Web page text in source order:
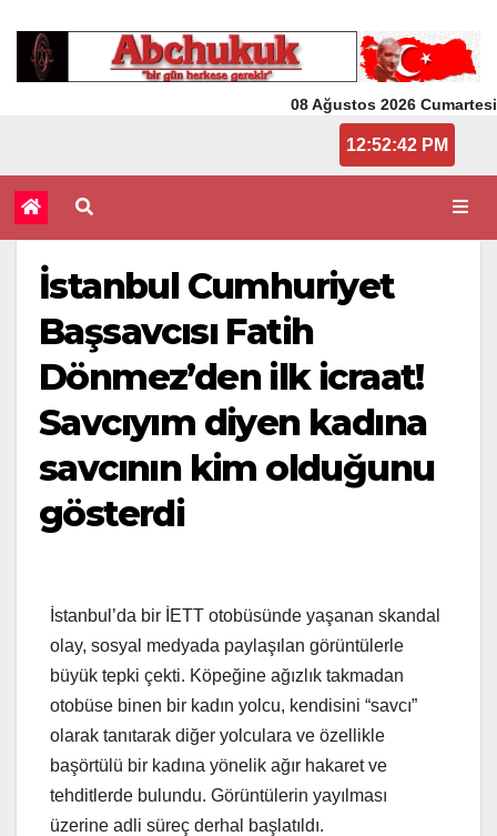
08 Ağustos 2026 Cumartesi
12:52:42 PM
İstanbul Cumhuriyet
Başsavcısı Fatih
Dönmez’den ilk icraat!
Savcıyım diyen kadına
savcının kim olduğunu
gösterdi
İstanbul’da bir İETT otobüsünde yaşanan skandal
olay, sosyal medyada paylaşılan görüntülerle
büyük tepki çekti. Köpeğine ağızlık takmadan
otobüse binen bir kadın yolcu, kendisini “savcı”
olarak tanıtarak diğer yolculara ve özellikle
başörtülü bir kadına yönelik ağır hakaret ve
tehditlerde bulundu. Görüntülerin yayılması
üzerine adli süreç derhal başlatıldı.